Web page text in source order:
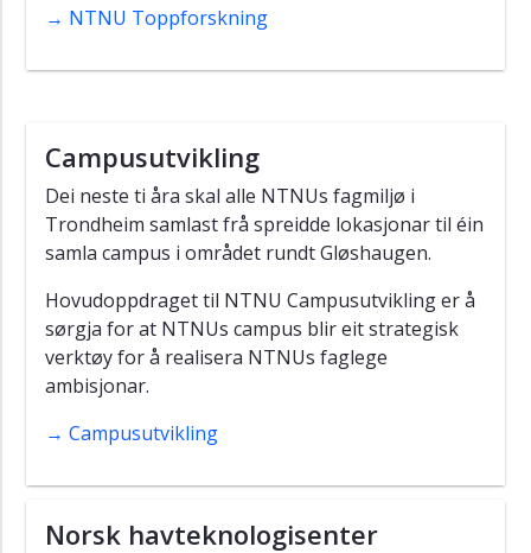
→ NTNU Toppforskning
Campusutvikling
Dei neste ti åra skal alle NTNUs fagmiljø i
Trondheim samlast frå spreidde lokasjonar til éin
samla campus i området rundt Gløshaugen.
Hovudoppdraget til NTNU Campusutvikling er å
sørgja for at NTNUs campus blir eit strategisk
verktøy for å realisera NTNUs faglege
ambisjonar.
→ Campusutvikling
Norsk havteknologisenter